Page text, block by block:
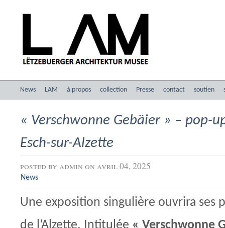
News LAM à propos collection Presse contact soutien
« Verschwonne Gebäier » – pop-
Esch-sur-Alzette
posted by admin on avril 04, 2025
News
Une exposition singulière ouvrira ses
de l’Alzette. Intitulée « Verschwonne